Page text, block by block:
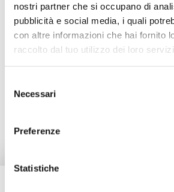
nostri partner che si occupano di
pubblicità e social media, i quali
con altre informazioni che hai fornito
raccolto dal tuo utilizzo dei loro servizi.
delNecessari
Preferenze
Statistiche
Material: Stahl.
Maximale
Mittenabstand der
Mit Stationen DN 40 und DN 50